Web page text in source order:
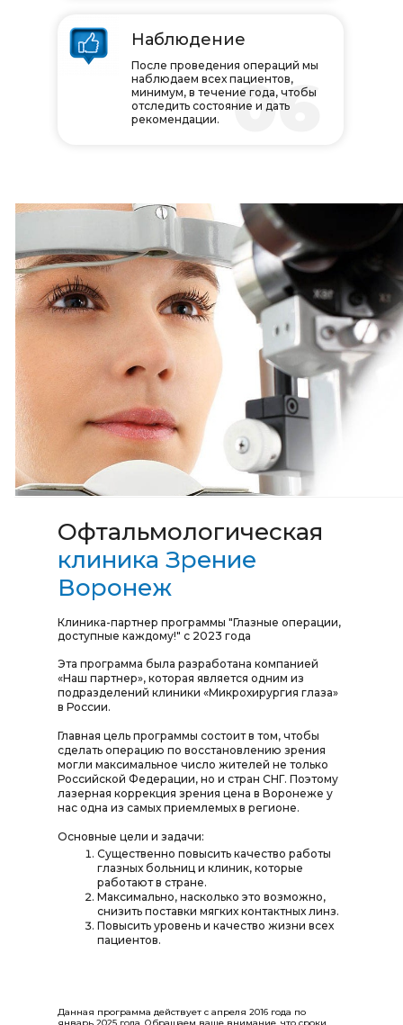
06
Наблюдение
После проведения операций мы
наблюдаем всех пациентов,
минимум, в течение года, чтобы
отследить состояние и дать
рекомендации.
Офтальмологическая
клиника Зрение
Воронеж
Клиника-партнер программы "Глазные операции,
доступные каждому!" с 2023 года
Эта программа была разработана компанией
«Наш партнер», которая является одним из
подразделений клиники «Микрохирургия глаза»
в России.
Главная цель программы состоит в том, чтобы
сделать операцию по восстановлению зрения
могли максимальное число жителей не только
Российской Федерации, но и стран СНГ. Поэтому
лазерная коррекция зрения цена в Воронеже у
нас одна из самых приемлемых в регионе.
Основные цели и задачи:
Существенно повысить качество работы
глазных больниц и клиник, которые
работают в стране.
Максимально, насколько это возможно,
снизить поставки мягких контактных линз.
Повысить уровень и качество жизни всех
пациентов.
Данная программа действует с апреля 2016 года по